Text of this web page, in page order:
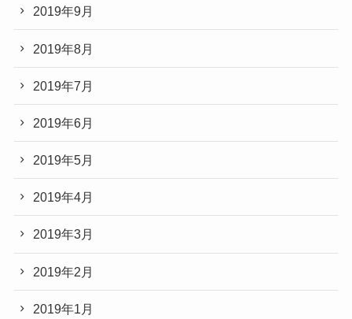
2019年9月
2019年8月
2019年7月
2019年6月
2019年5月
2019年4月
2019年3月
2019年2月
2019年1月